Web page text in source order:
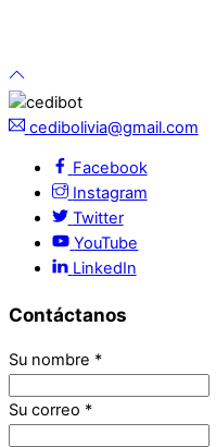
cedibolivia@gmail.com
Facebook
Instagram
Twitter
YouTube
LinkedIn
Contáctanos
Su nombre *
Su correo *